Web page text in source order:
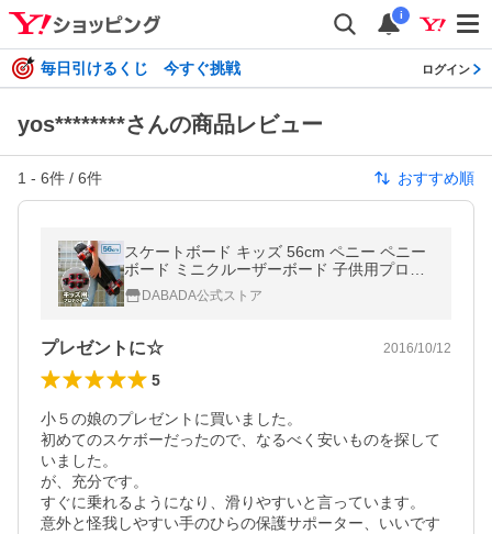
i
毎日引けるくじ 今すぐ挑戦 ログイン
yos********さんの商品レビュー
1 - 6件 / 6件 おすすめ順
スケートボード キッズ 56cm ペニー ペニー
ボード ミニクルーザーボード 子供用プロテ
クター3点セット付き 軽量
DABADA公式ストア
プレゼントに☆ 2016/10/12
5
小５の娘のプレゼントに買いました。
初めてのスケボーだったので、なるべく安いものを探して
いました。
が、充分です。
すぐに乗れるようになり、滑りやすいと言っています。
意外と怪我しやすい手のひらの保護サポーター、いいです